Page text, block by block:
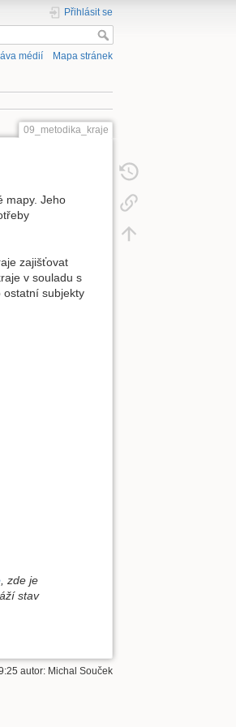
Přihlásit se
médií Mapa stránek
09_metodika_kraje
mapy. Jeho
zajišťovat
v souladu s
ostatní subjekty
, zde je
stav
autor: Michal Souček